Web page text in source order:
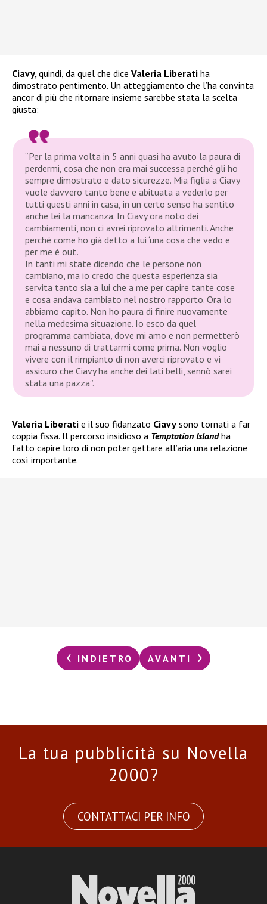
Ciavy, quindi, da quel che dice Valeria Liberati ha
dimostrato pentimento. Un atteggiamento che l’ha convinta
ancor di più che ritornare insieme sarebbe stata la scelta
giusta:
“Per la prima volta in 5 anni quasi ha avuto la paura di
perdermi, cosa che non era mai successa perché gli ho
sempre dimostrato e dato sicurezze. Mia figlia a Ciavy
vuole davvero tanto bene e abituata a vederlo per
tutti questi anni in casa, in un certo senso ha sentito
anche lei la mancanza. In Ciavy ora noto dei
cambiamenti, non ci avrei riprovato altrimenti. Anche
perché come ho già detto a lui ‘una cosa che vedo e
per me è out’.
In tanti mi state dicendo che le persone non
cambiano, ma io credo che questa esperienza sia
servita tanto sia a lui che a me per capire tante cose
e cosa andava cambiato nel nostro rapporto. Ora lo
abbiamo capito. Non ho paura di finire nuovamente
nella medesima situazione. Io esco da quel
programma cambiata, dove mi amo e non permetterò
mai a nessuno di trattarmi come prima. Non voglio
vivere con il rimpianto di non averci riprovato e vi
assicuro che Ciavy ha anche dei lati belli, sennò sarei
stata una pazza”.
Valeria Liberati e il suo fidanzato Ciavy sono tornati a far
coppia fissa. Il percorso insidioso a Temptation Islandha
fatto capire loro di non poter gettare all’aria una relazione
così importante.
INDIETRO AVANTI
La tua pubblicità su Novella
2000?
CONTATTACI PER INFO